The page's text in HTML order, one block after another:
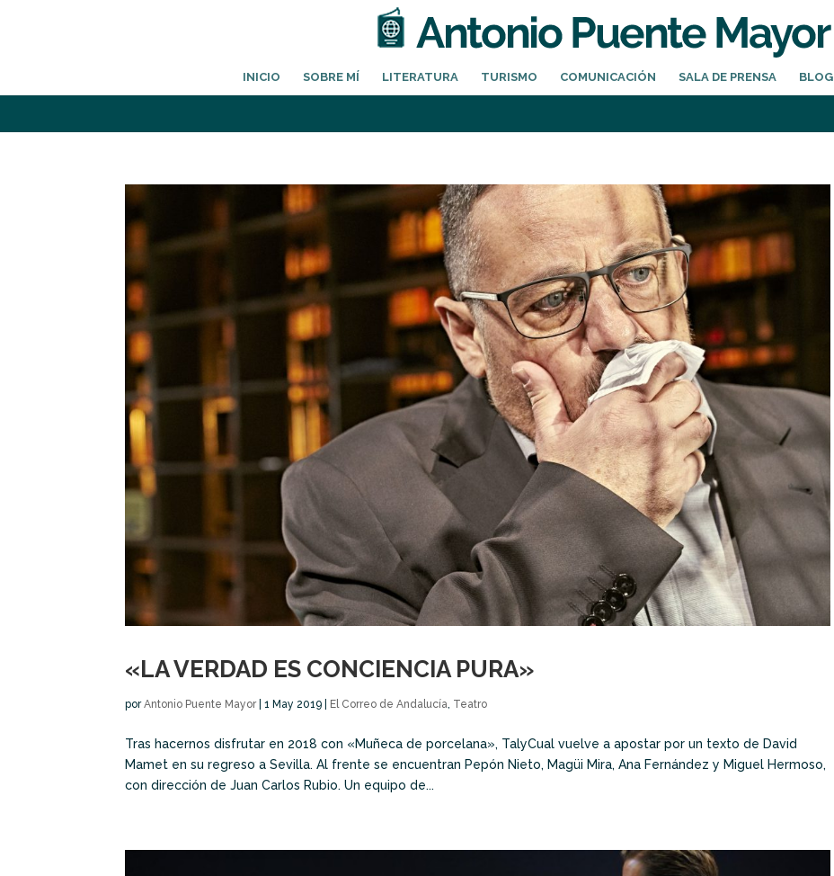
INICIO SOBRE MÍ LITERATURA TURISMO COMUNICACIÓN SALA DE PRENSA BLOG
«LA VERDAD ES CONCIENCIA PURA»
porAntonio Puente Mayor| 1 May 2019 El Correo de Andalucía Teatro
Tras hacernos disfrutar en 2018 con «Muñeca de porcelana», TalyCual vuelve a apostar por un texto de David
Mamet en su regreso a Sevilla. Al frente se encuentran Pepón Nieto, Magüi Mira, Ana Fernández y Miguel Hermoso,
con dirección de Juan Carlos Rubio. Un equipo de...